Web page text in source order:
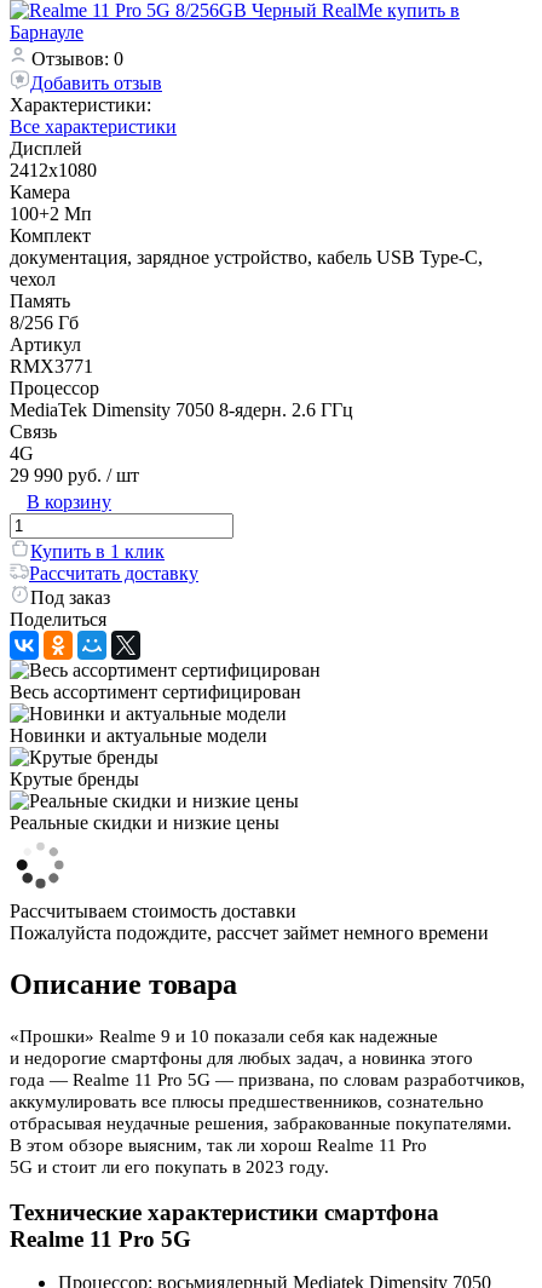
Отзывов: 0
Добавить отзыв
Характеристики:
Все характеристики
Дисплей
2412x1080
Камера
100+2 Мп
Комплект
документация, зарядное устройство, кабель USB Type-C,
чехол
Память
8/256 Гб
Артикул
RMX3771
Процессор
MediaTek Dimensity 7050 8-ядерн. 2.6 ГГц
Связь
4G
29 990 руб. / шт
В корзину
Купить в 1 клик
Рассчитать доставку
Под заказ
Поделиться
Весь ассортимент сертифицирован
Новинки и актуальные модели
Крутые бренды
Реальные скидки и низкие цены
Рассчитываем стоимость доставки
Пожалуйста подождите, рассчет займет немного времени
Описание товара
«Прошки» Realme 9 и 10 показали себя как надежные
и недорогие смартфоны для любых задач, а новинка этого
года — Realme 11 Pro 5G — призвана, по словам разработчиков,
аккумулировать все плюсы предшественников, сознательно
отбрасывая неудачные решения, забракованные покупателями.
В этом обзоре выясним, так ли хорош Realme 11 Pro
5G и стоит ли его покупать в 2023 году.
Технические характеристики смартфона
Realme 11 Pro 5G
Процессор: восьмиядерный Mediatek Dimensity 7050